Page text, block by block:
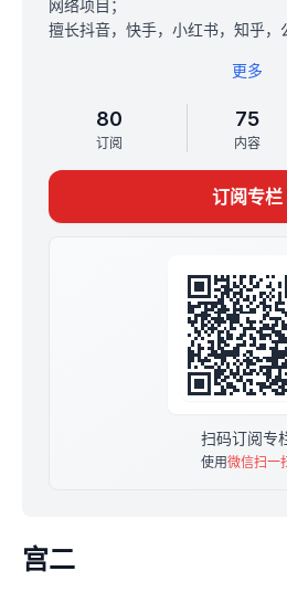
网络项目；
擅长抖音，快手，小红书，知乎，
从一个萌新入局，到现在累积变
我在试运营一个社群，初衷是打破
被割韭菜；
欢迎链接同频人士，进行项目交流
温馨提示：本专栏已开启合伙人
更多
80
订阅
75
内容
订阅专栏
扫码订阅专
使用微信扫一
宫二